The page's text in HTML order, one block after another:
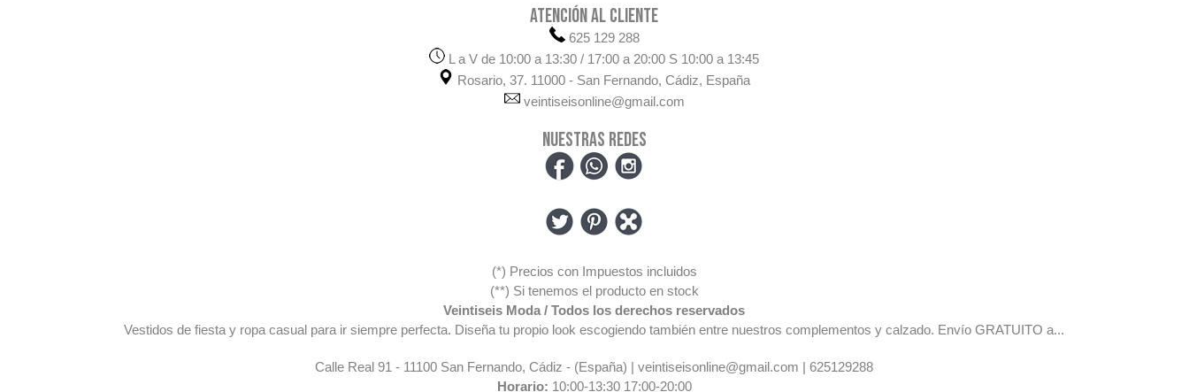
ATENCIÓN AL CLIENTE
625 129 288
L a V de 10:00 a 13:30 / 17:00 a 20:00 S 10:00 a 13:45
Rosario, 37. 11000 - San Fernando, Cádiz, España
veintiseisonline@gmail.com
NUESTRAS REDES
(*) Precios con Impuestos incluidos
(**) Si tenemos el producto en stock
Veintiseis Moda / Todos los derechos reservados
Vestidos de fiesta y ropa casual para ir siempre perfecta. Diseña tu propio look escogiendo también entre nuestros complementos y calzado. Envío GRATUITO a...
Calle Real 91 - 11100 San Fernando, Cádiz - (España) | veintiseisonline@gmail.com |625129288
Horario: 10:00-13:30 17:00-20:00